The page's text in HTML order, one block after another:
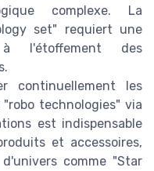
complexe. La
set" requiert une
l'étoffement des
continuellement les
technologies" via
est indispensable
et accessoires,
comme "Star